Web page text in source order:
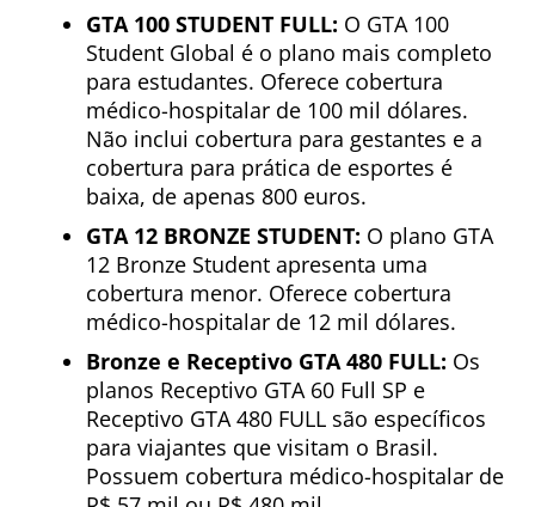
GTA 100 STUDENT FULL: O GTA 100
Student Global é o plano mais completo
para estudantes. Oferece cobertura
médico-hospitalar de 100 mil dólares.
Não inclui cobertura para gestantes e a
cobertura para prática de esportes é
baixa, de apenas 800 euros.
GTA 12 BRONZE STUDENT: O plano GTA
12 Bronze Student apresenta uma
cobertura menor. Oferece cobertura
médico-hospitalar de 12 mil dólares.
Bronze e Receptivo GTA 480 FULL: Os
planos Receptivo GTA 60 Full SP e
Receptivo GTA 480 FULL são específicos
para viajantes que visitam o Brasil.
Possuem cobertura médico-hospitalar de